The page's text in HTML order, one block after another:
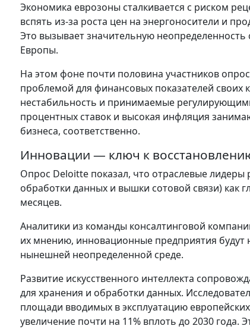
Экономика еврозоны сталкивается с риском
вспять из-за роста цен на энергоносители и
Это вызывает значительную
Европы.
На этом фоне почти половина участников
проблемой для финансовых показателей своих
нестабильность и принимаемые
процентных ставок и высокая инфляция
бизнеса, соответственно.
Инновации — ключ к
Опрос Deloitte показал, что отраслевые
обработки данных и вышки сотовой связи) как
месяцев.
Аналитики из команды консалтинговой
их мнению, инновационные предприятия
нынешней неопределенной среде.
Развитие искусственного интеллекта
для хранения и обработки данных.
площади вводимых в эксплуатацию
увеличение почти на 11% вплоть до 2030 года.